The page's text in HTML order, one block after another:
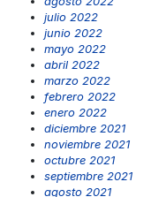
julio 2022
junio 2022
mayo 2022
abril 2022
marzo 2022
febrero 2022
enero 2022
diciembre 2021
noviembre 2021
octubre 2021
septiembre 2021
agosto 2021